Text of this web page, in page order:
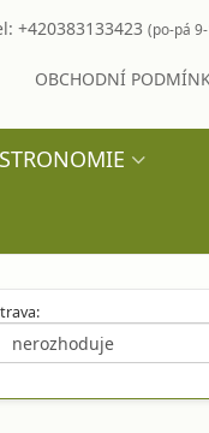
+420383133423 (po-pá
OBCHODNÍ